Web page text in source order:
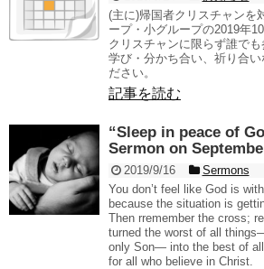
(主に)帰国者クリスチャンを
ープ・小グループの2019年
クリスチャンに限らず誰で
学び・分かち合い、祈り合い
ださい。
記事を読む
“Sleep in peace of
Sermon on
2019/9/16
Sermons
You don’t feel like God is
because the situation is
Then rremember the cross;
turned the worst of all
only Son— into the best of
for all who believe in Christ.